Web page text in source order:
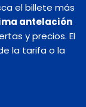
el billete más
antelación
y precios. El
la tarifa o la